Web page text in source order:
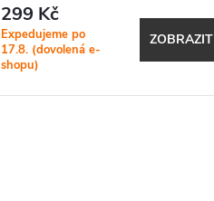
299 Kč
Expedujeme po
17.8. (dovolená e-
shopu)
ZOBRAZIT